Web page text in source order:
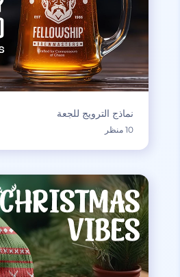
نماذج الترويج للجعة
10 منظر